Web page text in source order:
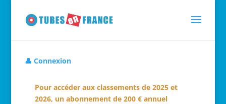
👤 Connexion
Pour accéder aux classements de 2025 et
2026, un abonnement de 200 € annuel